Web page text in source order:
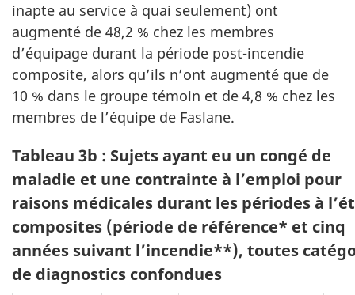
inapte au service à quai seulement) ont
augmenté de 48,2 % chez les membres
d’équipage durant la période post-incendie
composite, alors qu’ils n’ont augmenté que de
10 % dans le groupe témoin et de 4,8 % chez les
membres de l’équipe de Faslane.
Tableau 3b : Sujets ayant eu un congé de
maladie et une contrainte à l’emploi pour
raisons médicales durant les périodes à
composites (période de référence* et cinq
années suivant l’incendie**), toutes
de diagnostics confondues